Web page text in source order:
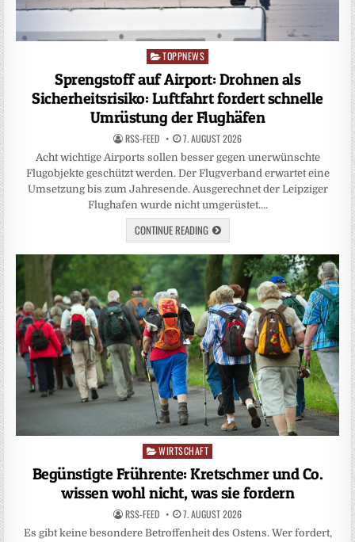
Posted
TOPPNEWS
Sprengstoff auf Airport: Drohnen als
Sicherheitsrisiko: Luftfahrt fordert schnelle
Umrüstung der Flughäfen
RSS-FEED 7. AUGUST 2026
Acht wichtige Airports sollen besser gegen unerwünschte
Flugobjekte geschützt werden. Der Flugverband erwartet eine
Umsetzung bis zum Jahresende. Ausgerechnet der Leipziger
Flughafen wurde nicht umgerüstet….
CONTINUE READING
Posted
in
WIRTSCHAFT
Begünstigte Frührente: Kretschmer und Co.
wissen wohl nicht, was sie fordern
RSS-FEED 7. AUGUST 2026
Es gibt keine besondere Betroffenheit des Ostens. Wer fordert,